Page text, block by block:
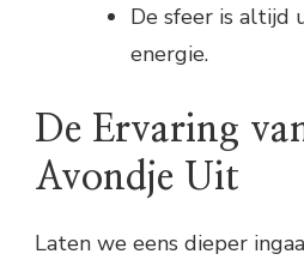
De sfeer is altijd
energie.
De Ervaring
Avondje Uit
Laten we eens dieper